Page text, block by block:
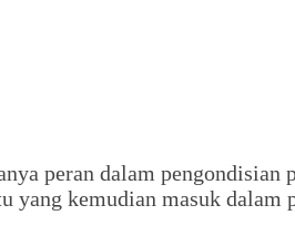
peran dalam pengondisian
kemudian masuk